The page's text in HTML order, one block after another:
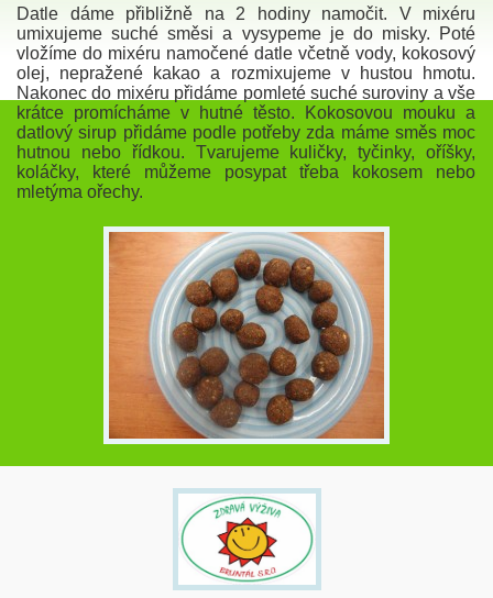
Datle dáme přibližně na 2 hodiny namočit. V mixéru
umixujeme suché směsi a vysypeme je do misky. Poté
vložíme do mixéru namočené datle včetně vody, kokosový
olej, nepražené kakao a rozmixujeme v hustou hmotu.
Nakonec do mixéru přidáme pomleté suché suroviny a vše
krátce promícháme v hutné těsto. Kokosovou mouku a
datlový sirup přidáme podle potřeby zda máme směs moc
hutnou nebo řídkou. Tvarujeme kuličky, tyčinky, oříšky,
koláčky, které můžeme posypat třeba kokosem nebo
mletýma ořechy.